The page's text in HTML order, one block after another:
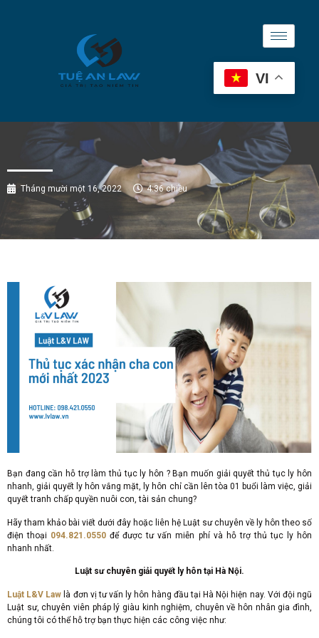
VI
Tháng mười một 16, 2022 4:36 chiều
Bạn đang cần hỗ trợ làm thủ tục ly hôn ? Bạn muốn giải quyết thủ tục ly hôn
nhanh, giải quyết ly hôn vắng mặt, ly hôn chỉ cần lên tòa 01 buổi làm việc, giải
quyết tranh chấp quyền nuôi con, tài sản chung?
Hãy tham khảo bài viết dưới đây hoặc liên hệ Luật sư chuyên về ly hôn theo số
điện thoại 094.821.0550 để được tư vấn miễn phí và hỗ trợ thủ tục ly hôn
nhanh nhất.
Luật sư chuyên giải quyết ly hôn tại Hà Nội.
Luật L&V Law là đơn vị tư vấn ly hôn hàng đầu tại Hà Nội hiện nay. Với đội ngũ
Luật sư, chuyên viên pháp lý giàu kinh nghiệm, chuyên về hôn nhân gia đình,
chúng tôi có thể hỗ trợ bạn thực hiện các công việc như: